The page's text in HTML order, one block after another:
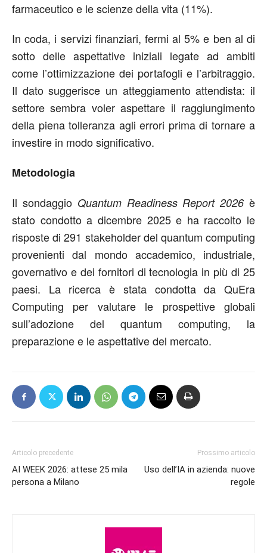
farmaceutico e le scienze della vita (11%).
In coda, i servizi finanziari, fermi al 5% e ben al di
sotto delle aspettative iniziali legate ad ambiti
come l’ottimizzazione dei portafogli e l’arbitraggio.
Il dato suggerisce un atteggiamento attendista: il
settore sembra voler aspettare il raggiungimento
della piena tolleranza agli errori prima di tornare a
investire in modo significativo.
Metodologia
Il sondaggio Quantum Readiness Report 2026 è
stato condotto a dicembre 2025 e ha raccolto le
risposte di 291 stakeholder del quantum computing
provenienti dal mondo accademico, industriale,
governativo e dei fornitori di tecnologia in più di 25
paesi. La ricerca è stata condotta da QuEra
Computing per valutare le prospettive globali
sull’adozione del quantum computing, la
preparazione e le aspettative del mercato.
Articolo precedente
AI WEEK 2026: attese 25 mila
persona a Milano
Prossimo articolo
Uso dell’IA in azienda: nuove
regole